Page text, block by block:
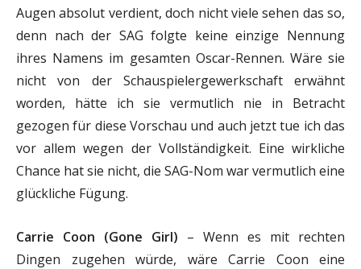
Augen absolut verdient, doch nicht viele sehen das so,
denn nach der SAG folgte keine einzige Nennung
ihres Namens im gesamten Oscar-Rennen. Wäre sie
nicht von der Schauspielergewerkschaft erwähnt
worden, hätte ich sie vermutlich nie in Betracht
gezogen für diese Vorschau und auch jetzt tue ich das
vor allem wegen der Vollständigkeit. Eine wirkliche
Chance hat sie nicht, die SAG-Nom war vermutlich eine
glückliche Fügung.
Carrie Coon (Gone Girl) – Wenn es mit rechten
Dingen zugehen würde, wäre Carrie Coon eine